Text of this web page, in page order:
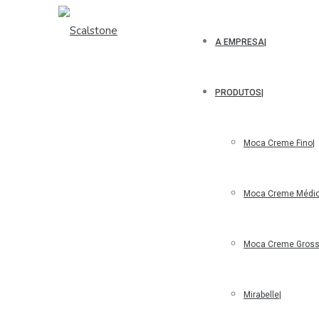
A EMPRESA
PRODUTOS
Moca Creme Fino
Moca Creme
Moca Creme
Mirabelle